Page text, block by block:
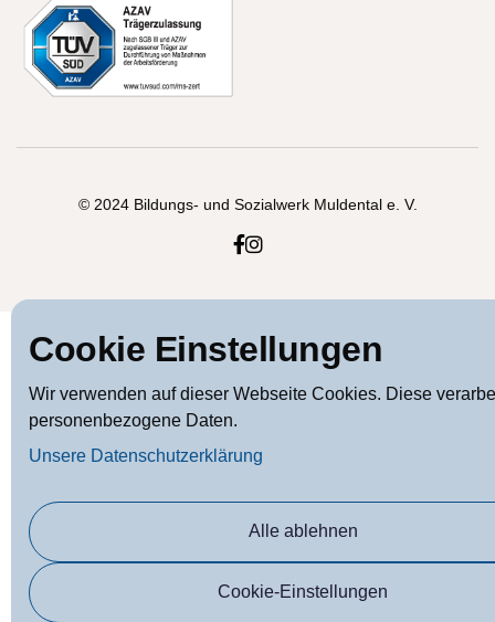
Cookie Einstellungen
Wir verwenden auf dieser Webseite Cookies. Diese
personenbezogene Daten.
Unsere Datenschutzerklärung
Alle ablehnen
Cookie-Einstellungen
© 2024 Bildungs- und Sozialwerk Muldental e. V.
